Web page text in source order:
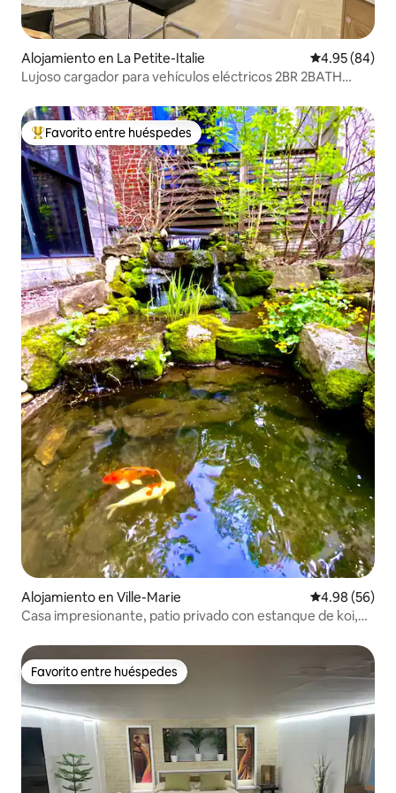
Alojamiento en La Petite-Italie Calificación
4.95 (84)
Lujoso cargador para vehículos eléctricos 2BR 2BATH
Favorito entre huéspedes preferido
Favorito entre huéspedes
Alojamiento en Ville-Marie Calificación
4.98 (56)
Casa impresionante, patio privado con estanque de koi,
Favorito entre huéspedes
Favorito entre huéspedes